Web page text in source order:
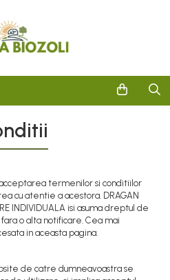
termenilor si conditiilor
cu atentie a acestora. DRAGAN
INDIVIDUALA isi asuma dreptul de
o alta notificare. Cea mai
in aceasta pagina.
de catre dumneavoastra se